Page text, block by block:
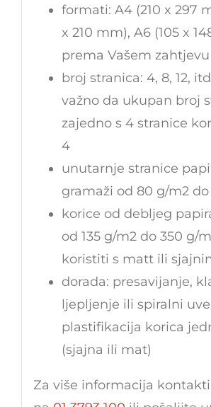
formati: A4 (210 x 297
x 210 mm), A6 (105 x
prema Vašem zahtjevu
broj stranica: 4, 8, 12,
važno da ukupan broj
zajedno s 4 stranice
4
unutarnje stranice
gramaži od 80 g/m2 do
korice od debljeg
od 135 g/m2 do 350 g/
koristiti s matt ili
dorada: presavijanje,
ljepljenje ili spiralni
plastifikacija korica
(sjajna ili mat)
Za više informacija